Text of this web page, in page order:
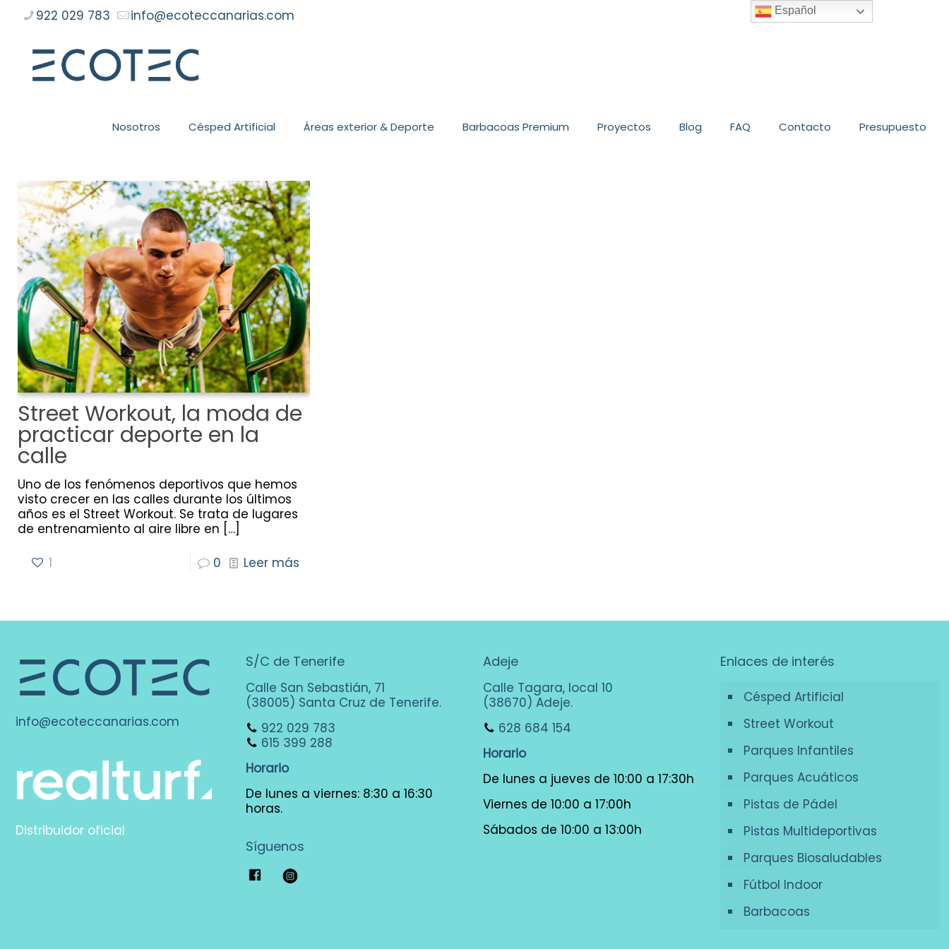
922 029 783 info@ecoteccanarias.com
Nosotros Césped Artificial Áreas exterior & Deporte Barbacoas Premium Proyectos Blog FAQ Contacto Presupuesto
Street Workout, la moda de
practicar deporte en la
calle
Uno de los fenómenos deportivos que hemos
visto crecer en las calles durante los últimos
años es el Street Workout. Se trata de lugares
de entrenamiento al aire libre en […]
1
0 Leer más
info@ecoteccanarias.com
Distribuidor oficial
S/C de Tenerife
Calle San Sebastián, 71
(38005) Santa Cruz de Tenerife.
922 029 783
615 399 288
Horario
De lunes a viernes: 8:30 a 16:30
horas.
Síguenos
Adeje
Calle Tagara, local 10
(38670) Adeje.
628 684 154
Horario
De lunes a jueves de 10:00 a 17:30h
Viernes de 10:00 a 17:00h
Sábados de 10:00 a 13:00h
Enlaces de interés
Césped Artificial
Street Workout
Parques Infantiles
Parques Acuáticos
Pistas de Pádel
Pistas Multideportivas
Parques Biosaludables
Fútbol Indoor
Barbacoas
Español